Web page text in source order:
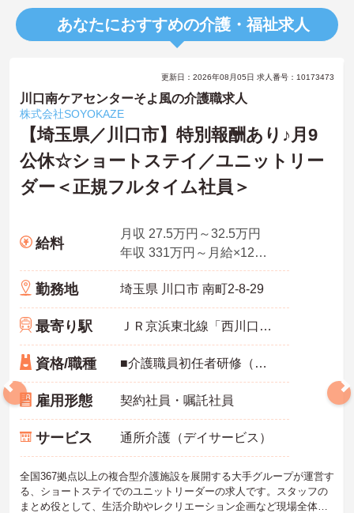
あなたにおすすめの介護・福祉求人
更新日：2026年08月05日 求人番号：10173473
川口南ケアセンターそよ風の介護職求人
株式会社SOYOKAZE
【埼玉県／川口市】特別報酬あり♪月9
公休☆ショートステイ／ユニットリー
ダー＜正規フルタイム社員＞
給料
月収 27.5万円～32.5万円
年収 331万円～月給×12ヶ月
勤務地 埼玉県 川口市 南町2-8-29
最寄り駅 ＪＲ京浜東北線「西川口駅」徒歩17分
資格/職種 ■介護職員初任者研修（ヘルパー2級）以上 ■ユニットリーダー研修修了 ■介護経験必須・ユニットケア経験者
雇用形態 契約社員・嘱託社員
サービス 通所介護（デイサービス）
全国367拠点以上の複合型介護施設を展開する大手グループが運営す
る、ショートステイでのユニットリーダーの求人です。スタッフの
まとめ役として、生活介助やレクリエーション企画など現場全体を